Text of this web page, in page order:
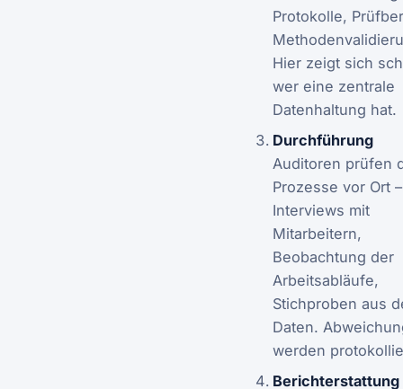
Protokolle,
Hier zeigt sich
wer eine zentrale
Datenhaltung hat.
Durchführung
Auditoren prüfen
Prozesse vor Ort –
Interviews mit
Mitarbeitern,
Beobachtung der
Arbeitsabläufe,
Stichproben aus
Daten.
werden
Berichterstattung